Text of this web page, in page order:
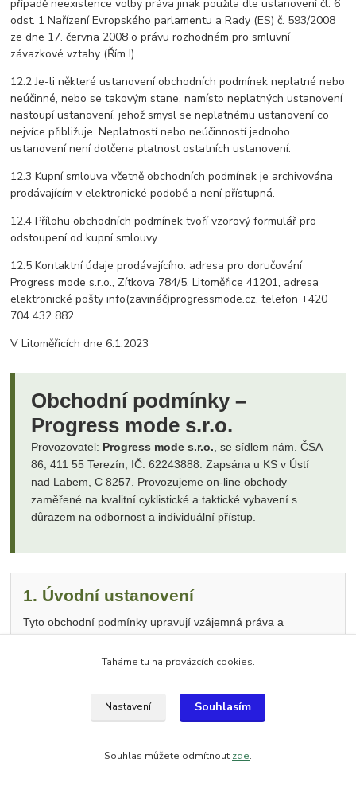
případě neexistence volby práva jinak použila dle ustanovení čl. 6
odst. 1 Nařízení Evropského parlamentu a Rady (ES) č. 593/2008
ze dne 17. června 2008 o právu rozhodném pro smluvní
závazkové vztahy (Řím I).
12.2 Je-li některé ustanovení obchodních podmínek neplatné nebo
neúčinné, nebo se takovým stane, namísto neplatných ustanovení
nastoupí ustanovení, jehož smysl se neplatnému ustanovení co
nejvíce přibližuje. Neplatností nebo neúčinností jednoho
ustanovení není dotčena platnost ostatních ustanovení.
12.3 Kupní smlouva včetně obchodních podmínek je archivována
prodávajícím v elektronické podobě a není přístupná.
12.4 Přílohu obchodních podmínek tvoří vzorový formulář pro
odstoupení od kupní smlouvy.
12.5 Kontaktní údaje prodávajícího: adresa pro doručování
Progress mode s.r.o., Zítkova 784/5, Litoměřice 41201, adresa
elektronické pošty info(zavináč)progressmode.cz, telefon +420
704 432 882.
V Litoměřicích dne 6.1.2023
Obchodní podmínky –
Progress mode s.r.o.
Provozovatel: Progress mode s.r.o. , se sídlem nám. ČSA
86, 411 55 Terezín, IČ: 62243888. Zapsána u KS v Ústí
nad Labem, C 8257. Provozujeme on-line obchody
zaměřené na kvalitní cyklistické a taktické vybavení s
důrazem na odbornost a individuální přístup.
1. Úvodní ustanovení
Tyto obchodní podmínky upravují vzájemná práva a
smlouvou uzavíranou mezi společností Progress mode s.r.o.
Taháme tu na provázcích cookies.
Nastavení Souhlasím
Souhlas můžete odmítnout zde.